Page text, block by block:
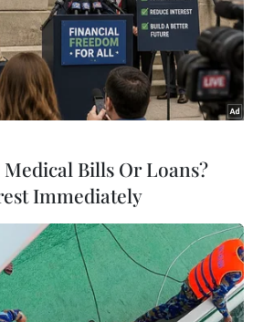
báo lừa đảo đầu tư
lấy lại tiền bị mất
Nội liên tiếp nhận đơn trình báo
Bills Or Loans?
Immediately